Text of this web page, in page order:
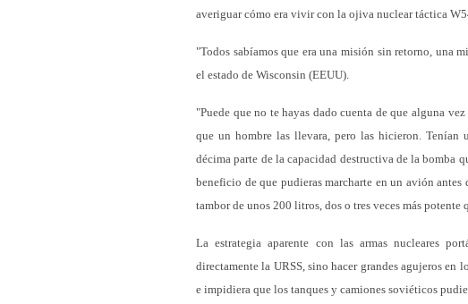
averiguar cómo era vivir con la ojiva nuclear táctica
"Todos sabíamos que era una misión sin retorno, una
el estado de Wisconsin (EEUU).
"Puede que no te hayas dado cuenta de que alguna
que un hombre las llevara, pero las hicieron.
décima parte de la capacidad destructiva de la bomba
beneficio de que pudieras marcharte en un avión antes
tambor de unos 200 litros, dos o tres veces más
La estrategia aparente con las armas nucleares
directamente la URSS, sino hacer grandes agujeros
e impidiera que los tanques y camiones soviéticos